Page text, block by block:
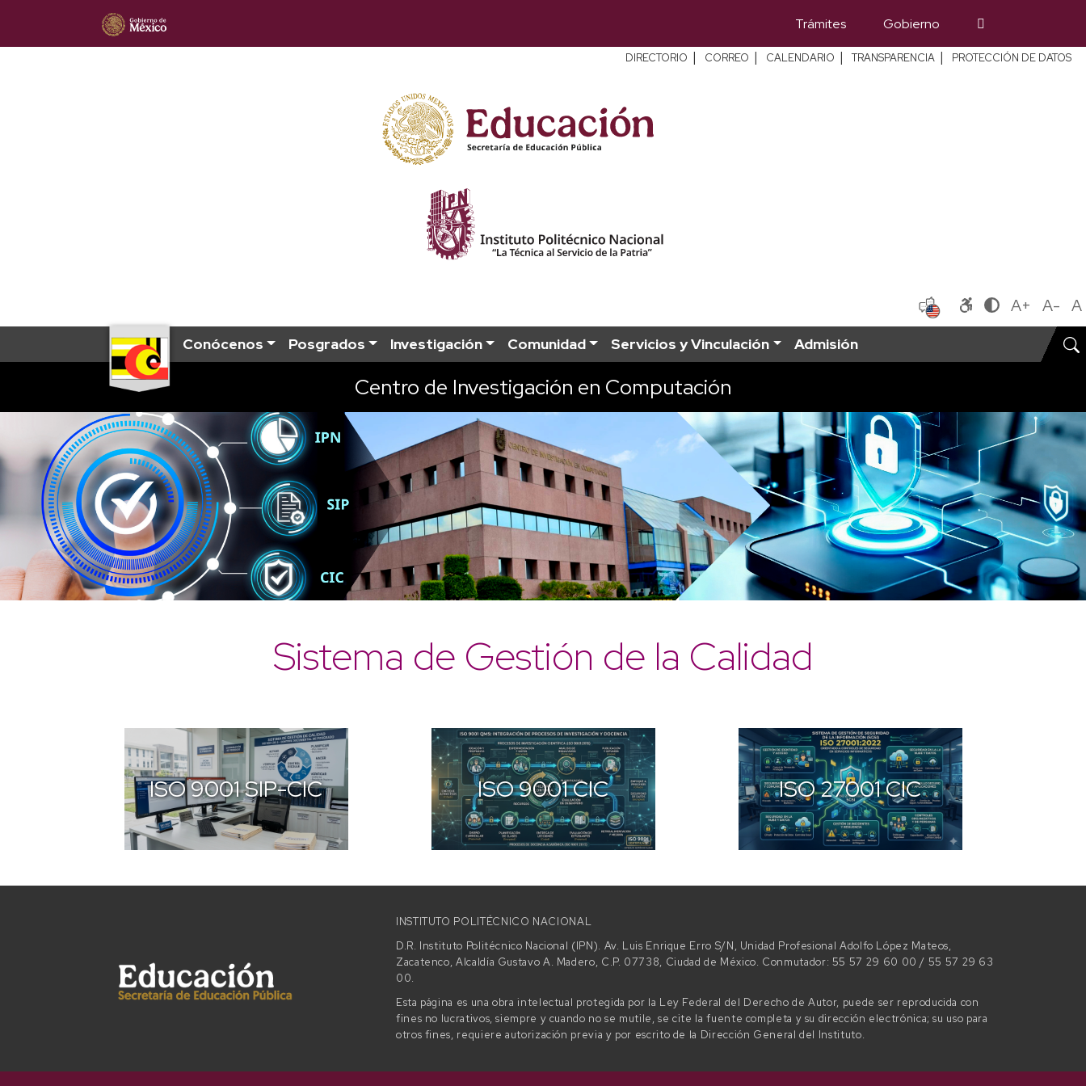
Trámites Gobierno
DIRECTORIO | CORREO | CALENDARIO | TRANSPARENCIA | PROTECCIÓN DE DATOS
A+ A- A
Conócenos Posgrados Investigación Comunidad Servicios y Vinculación Admisión
Centro de Investigación en Computación
Sistema de Gestión de la Calidad
ISO 9001 SIP-CIC ISO 9001 CIC ISO 27001 CIC
INSTITUTO POLITÉCNICO NACIONAL
D.R. Instituto Politécnico Nacional (IPN). Av. Luis Enrique Erro S/N, Unidad Profesional Adolfo López Mateos,
Zacatenco, Alcaldía Gustavo A. Madero, C.P. 07738, Ciudad de México. Conmutador: 55 57 29 60 00 / 55 57 29 63
00.
Esta página es una obra intelectual protegida por la Ley Federal del Derecho de Autor, puede ser reproducida con
fines no lucrativos, siempre y cuando no se mutile, se cite la fuente completa y su dirección electrónica; su uso para
otros fines, requiere autorización previa y por escrito de la Dirección General del Instituto.